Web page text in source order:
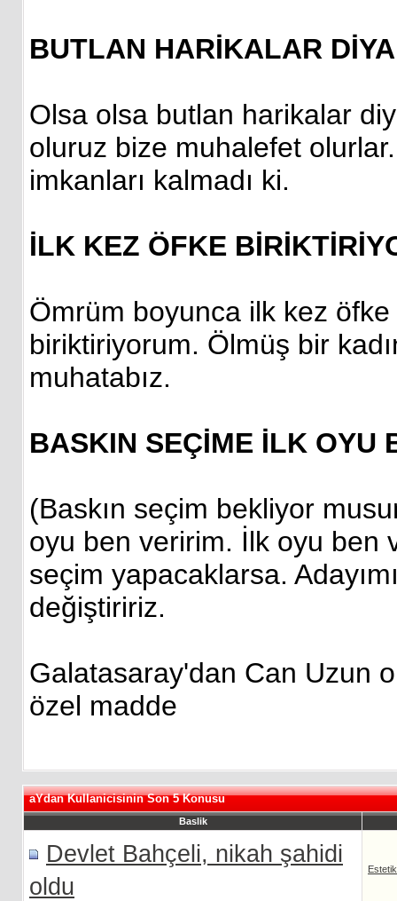
BUTLAN HARİKALAR
Olsa olsa butlan harikalar
oluruz bize muhalefet
imkanları kalmadı ki.
İLK KEZ ÖFKE
Ömrüm boyunca ilk kez
biriktiriyorum. Ölmüş bir
muhatabız.
BASKIN SEÇİME İLK OYU
(Baskın seçim bekliyor
oyu ben veririm. İlk oyu ben
seçim yapacaklarsa.
değiştiririz.
Galatasaray'dan Can Uzun
özel madde
aYdan Kullanicisinin Son 5 Konusu
Baslik
Devlet Bahçeli, nikah şahidi
oldu